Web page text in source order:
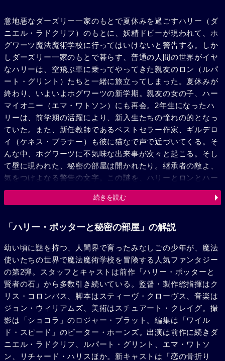
意地悪なダーズリー一家のもとで夏休みを過ごすハリー（ダ
ニエル・ラドクリフ）のもとに、妖精ドビーが現われて、ホ
グワーツ魔法魔術学校に行ってはいけないと警告する。しか
しダーズリー一家のもとで暮らす、普通の人間の世界がイヤ
なハリーは、空飛ぶ車に乗ってやってきた親友のロン（ルパ
ート・グリント）たちと一緒に旅立ってしまった。夏休みが
終わり、いよいよホグワーツの新学期。親友の女の子、ハー
マイオニー（エマ・ワトソン）にも再会。2年生になったハ
リーは、前学期の活躍により、新入生たちの憧れの的となっ
ていた。また、新任教師であるベストセラー作家、ギルデロ
イ（ケネス・ブラナー）も彼に猫なで声で近づいてくる。そ
んな中、ホグワーツに不気味な出来事が次々と起こる。そし
て壁に現われた、秘密の部屋は開かれたり。継承者の敵よ、
気をつけよなる警告の文字。この謎を、ハリーとロンとハー
マイオニーは調べようとする。やがて秘密の部屋を探しあて
たハリーたちは、それを開いたのがロンの妹であるジニーと
だった亡霊トム・リドル（クリスチャン・コールソン）だっ
ってくる大きな毒蛇とトムを退治して、ロンやジニーと共に
秘密の部屋から無事戻ってくるのだった。
続きを読む
「ハリー・ポッターと秘密の部屋」の解説
幼い頃に謎を持つ、人間界で育ったみなしごの少年が、魔法
使いたちの世界で魔法魔術学校を冒険する人気ファンタジー
の第2弾。スタッフとキャストは前作「ハリー・ポッターと
賢者の石」から多数引き続いている。監督・製作総指揮はク
リス・コロンバス、脚本はスティーヴ・クローヴス、音楽は
ジョン・ウィリアムズ、美術はスチュアート・クレイグ。撮
影は「ショコラ」のロジャー・プラット。編集は「ワイル
ド・スピード」のピーター・ホーンズ。出演は前作に続きダ
ニエル・ラドクリフ、ルパート・グリント、エマ・ワトソ
ン、リチャード・ハリスほか。新キャストは「恋の骨折り